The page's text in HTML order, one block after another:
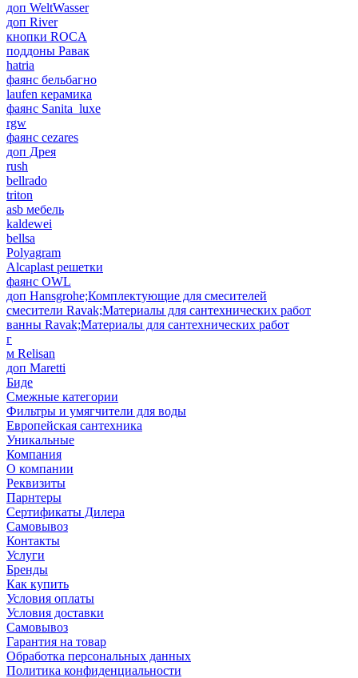
доп WeltWasser
доп River
кнопки ROCA
поддоны Равак
hatria
фаянс бельбагно
laufen керамика
фаянс Sanita_luxe
rgw
фаянс cezares
доп Дрея
rush
bellrado
triton
asb мебель
kaldewei
bellsa
Polyagram
Alcaplast решетки
фаянс OWL
доп Hansgrohe;Комплектующие для смесителей
смесители Ravak;Материалы для сантехнических работ
ванны Ravak;Материалы для сантехнических работ
г
м Relisan
доп Maretti
Биде
Смежные категории
Фильтры и умягчители для воды
Европейская сантехника
Уникальные
Компания
О компании
Реквизиты
Парнтеры
Сертификаты Дилера
Самовывоз
Контакты
Услуги
Бренды
Как купить
Условия оплаты
Условия доставки
Самовывоз
Гарантия на товар
Обработка персональных данных
Политика конфиденциальности